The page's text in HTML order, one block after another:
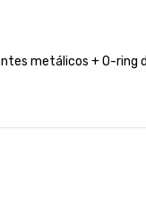
metálicos + O-ring